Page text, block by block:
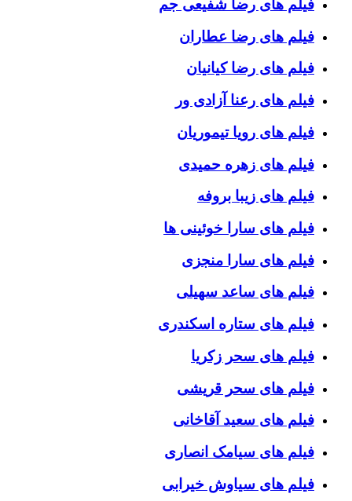
فیلم های رضا شفیعی جم
فیلم های رضا عطاران
فیلم های رضا کیانیان
فیلم های رعنا آزادی ور
فیلم های رویا تیموریان
فیلم های زهره حمیدی
فیلم های زیبا بروفه
فیلم های سارا خوئینی ها
فیلم های سارا منجزی
فیلم های ساعد سهیلی
فیلم های ستاره اسکندری
فیلم های سحر زکریا
فیلم های سحر قریشی
فیلم های سعید آقاخانی
فیلم های سیامک انصاری
فیلم های سیاوش خیرابی